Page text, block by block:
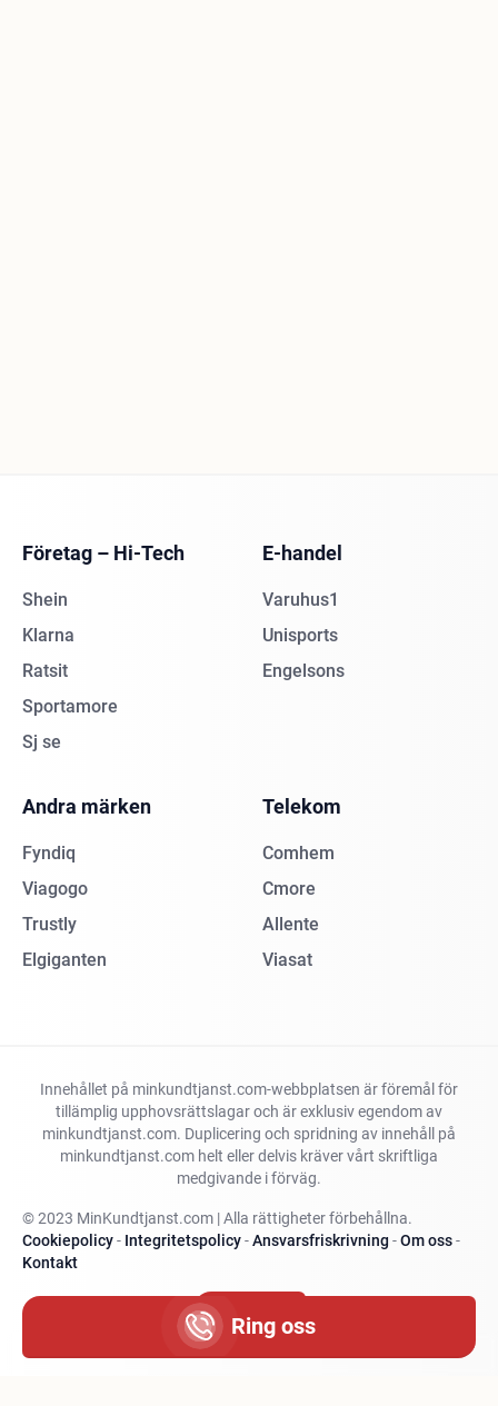
Ring oss
Företag – Hi-Tech
Shein
Klarna
Ratsit
Sportamore
Sj se
E-handel
Varuhus1
Unisports
Engelsons
Andra märken
Fyndiq
Viagogo
Trustly
Elgiganten
Telekom
Comhem
Cmore
Allente
Viasat
Innehållet på minkundtjanst.com-webbplatsen är föremål för
tillämplig upphovsrättslagar och är exklusiv egendom av
minkundtjanst.com. Duplicering och spridning av innehåll på
minkundtjanst.com helt eller delvis kräver vårt skriftliga
medgivande i förväg.
© 2023 MinKundtjanst.com | Alla rättigheter förbehållna.
Cookiepolicy- Integritetspolicy-Ansvarsfriskrivning -Om oss-
Kontakt
Ändra land